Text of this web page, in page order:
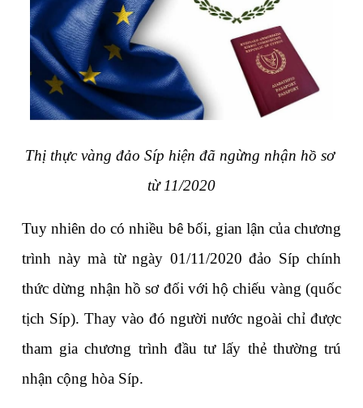
Thị thực vàng đảo Síp hiện đã ngừng nhận hồ sơ
từ 11/2020
Tuy nhiên do có nhiều bê bối, gian lận của chương
trình này mà từ ngày 01/11/2020 đảo Síp chính
thức dừng nhận hồ sơ đối với hộ chiếu vàng (quốc
tịch Síp). Thay vào đó người nước ngoài chỉ được
tham gia chương trình đầu tư lấy thẻ thường trú
nhận cộng hòa Síp.